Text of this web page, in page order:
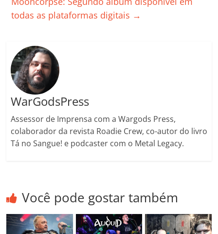
o
k
p a
ss
k h
todas as plataformas digitais →
WarGodsPress
Assessor de Imprensa com a Wargods Press,
colaborador da revista Roadie Crew, co-autor do livro
Tá no Sangue! e podcaster com o Metal Legacy.
Você pode gostar também